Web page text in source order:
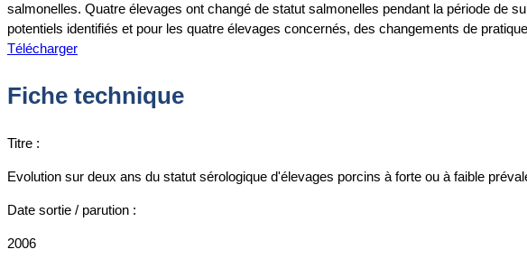
salmonelles. Quatre élevages ont changé de statut salmonelles pendant la période de
potentiels identifiés et pour les quatre élevages concernés, des changements de
Télécharger
Fiche technique
Titre :
Evolution sur deux ans du statut sérologique d'élevages porcins à forte ou à faible
Date sortie / parution :
2006